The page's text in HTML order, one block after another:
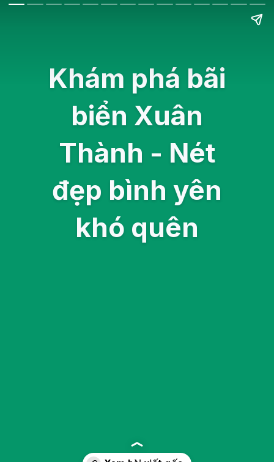
Khám phá bãi
biển Xuân
Thành - Nét
đẹp bình yên
khó quên